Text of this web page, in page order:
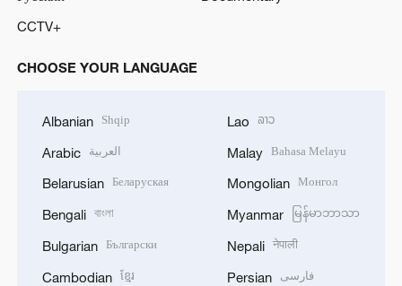
CCTV+
CHOOSE YOUR LANGUAGE
Albanian Shqip
Arabic العربية
Belarusian Беларуская
Bengali বাংলা
Bulgarian Български
Cambodian ខ្មែរ
Lao ລາວ
Malay Bahasa Melayu
Mongolian Монгол
Myanmar မြန်မာဘာသာ
Nepali नेपाली
Persian فارسی